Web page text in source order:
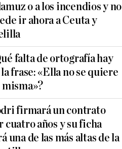
o a los incendios y no
ir ahora a Ceuta y
falta de ortografía hay
frase: «Ella no se quiere
misma»?
firmará un contrato
cuatro años y su ficha
una de las más altas de la